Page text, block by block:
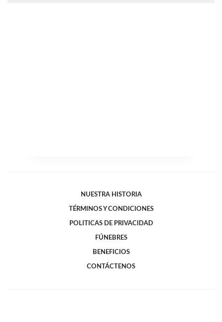
NUESTRA HISTORIA
TÉRMINOS Y CONDICIONES
POLITICAS DE PRIVACIDAD
FÚNEBRES
BENEFICIOS
CONTÁCTENOS